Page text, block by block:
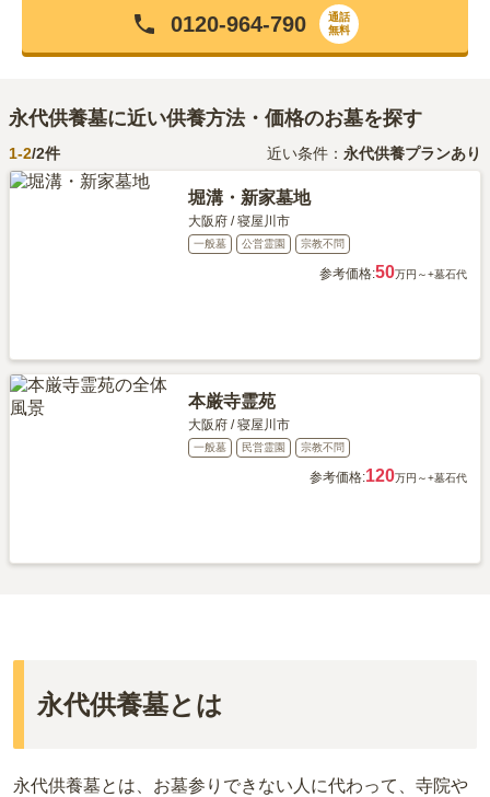
0120-964-790
通話
無料
永代供養墓に近い供養方法・価格のお墓を探す
1-2/2件 近い条件： 永代供養プランあり
堀溝・新家墓地
大阪府/寝屋川市
一般墓 公営霊園 宗教不問
参考価格:50万円～+墓石代
本厳寺霊苑
大阪府/寝屋川市
一般墓 民営霊園 宗教不問
参考価格:120万円～+墓石代
永代供養墓とは
永代供養墓とは、 お墓参りできない人に代わって、寺院や